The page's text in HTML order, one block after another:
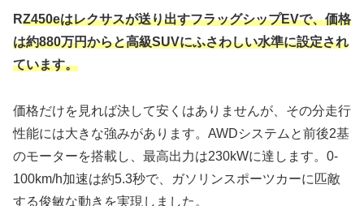
RZ450eはレクサスが送り出すフラッグシップEVで、価格
は約880万円からと高級SUVにふさわしい水準に設定され
ています。
価格だけを見れば決して安くはありませんが、その分走行
性能には大きな強みがあります。AWDシステムと前後2基
のモーターを搭載し、最高出力は230kWに達します。0-
100km/h加速は約5.3秒で、ガソリンスポーツカーに匹敵
する俊敏な動きを実現しました。